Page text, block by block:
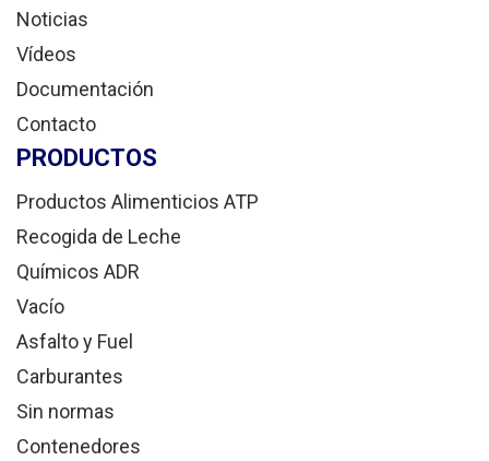
Noticias
Vídeos
Documentación
Contacto
PRODUCTOS
Productos Alimenticios ATP
Recogida de Leche
Químicos ADR
Vacío
Asfalto y Fuel
Carburantes
Sin normas
Contenedores